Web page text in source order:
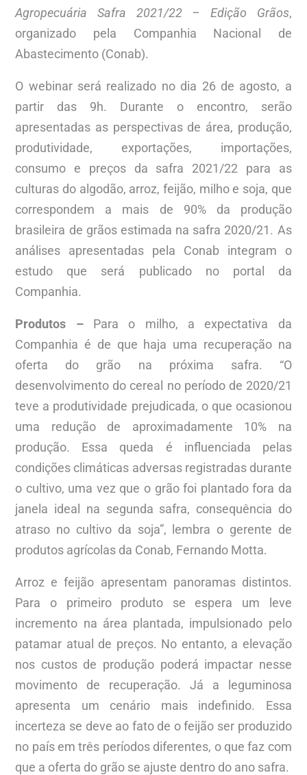
Agropecuária Safra 2021/22 – Edição Grãos,
organizado pela Companhia Nacional de
Abastecimento (Conab).
O webinar será realizado no dia 26 de agosto, a
partir das 9h. Durante o encontro, serão
apresentadas as perspectivas de área, produção,
produtividade, exportações, importações,
consumo e preços da safra 2021/22 para as
culturas do algodão, arroz, feijão, milho e soja, que
correspondem a mais de 90% da produção
brasileira de grãos estimada na safra 2020/21. As
análises apresentadas pela Conab integram o
estudo que será publicado no portal da
Companhia.
Produtos – Para o milho, a expectativa da
Companhia é de que haja uma recuperação na
oferta do grão na próxima safra. “O
desenvolvimento do cereal no período de 2020/21
teve a produtividade prejudicada, o que ocasionou
uma redução de aproximadamente 10% na
produção. Essa queda é influenciada pelas
condições climáticas adversas registradas durante
o cultivo, uma vez que o grão foi plantado fora da
janela ideal na segunda safra, consequência do
atraso no cultivo da soja”, lembra o gerente de
produtos agrícolas da Conab, Fernando Motta.
Arroz e feijão apresentam panoramas distintos.
Para o primeiro produto se espera um leve
incremento na área plantada, impulsionado pelo
patamar atual de preços. No entanto, a elevação
nos custos de produção poderá impactar nesse
movimento de recuperação. Já a leguminosa
apresenta um cenário mais indefinido. Essa
incerteza se deve ao fato de o feijão ser produzido
no país em três períodos diferentes, o que faz com
que a oferta do grão se ajuste dentro do ano safra.